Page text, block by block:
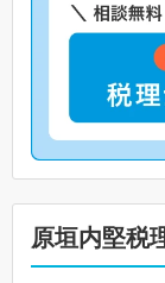
原垣内堅税